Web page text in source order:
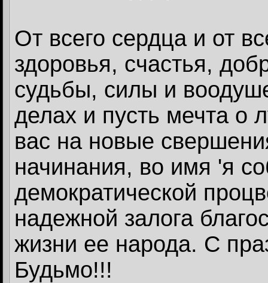
От всего сердца и от
здоровья, счастья,
судьбы, силы и
делах и пусть мечта о
вас на новые
начинания, во имя 'я
демократической
надежной залога
жизни ее народа. С
Будьмо!!!